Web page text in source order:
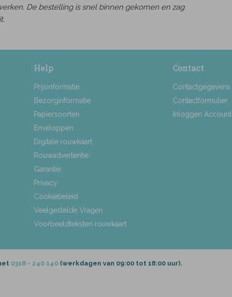
De bestelling is snel binnen gekomen en zag
Help
Prijsinformatie
Bezorginformatie
Papiersoorten
Enveloppen
Digitale rouwkaart
Rouwadvertentie
Garantie
Privacy
Cookiebeleid
Veelgestelde Vragen
Voorbeeldteksten rouwkaart
Contact
Contactgegevens
Contactformulier
Inloggen Account
0318 - 240 140 (werkdagen van 09:00 tot 18:00 uur).